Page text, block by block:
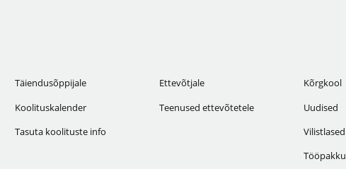
Täiendusõppijale
Koolituskalender
Tasuta koolituste info
Ettevõtjale
Teenused ettevõtetele
Kõrgkool
Uudised
Vilistlased